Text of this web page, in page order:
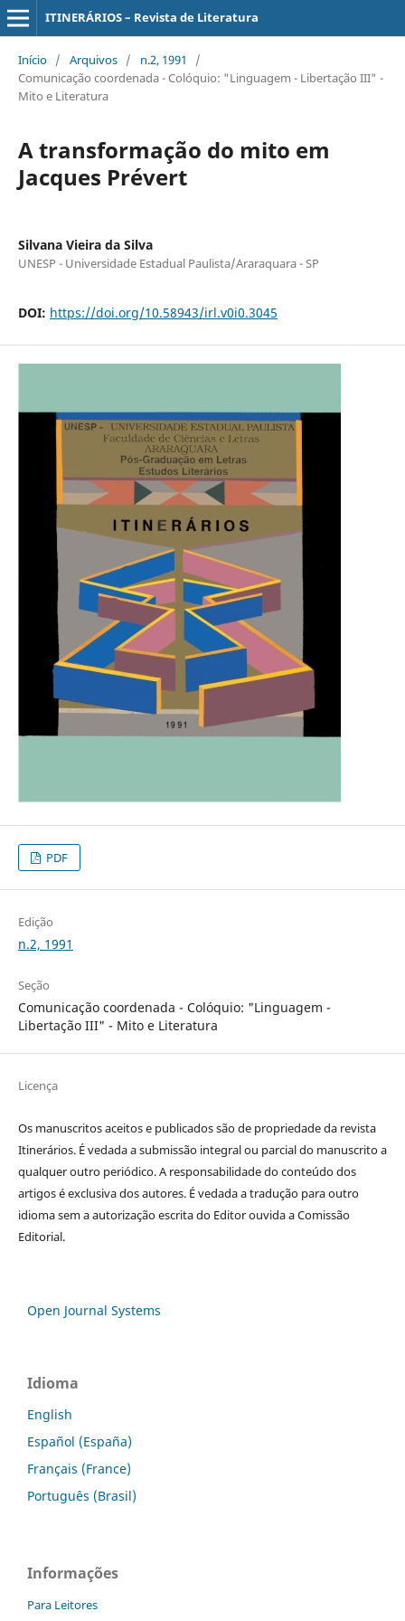
ITINERÁRIOS – Revista de Literatura
Início / Arquivos / n.2, 1991
/
Comunicação coordenada - Colóquio: "Linguagem - Libertação III" -
Mito e Literatura
A transformação do mito em
Jacques Prévert
Silvana Vieira da Silva
UNESP - Universidade Estadual Paulista/Araraquara - SP
DOI: https://doi.org/10.58943/irl.v0i0.3045
PDF
Edição
n.2, 1991
Seção
Comunicação coordenada - Colóquio: "Linguagem -
Libertação III" - Mito e Literatura
Licença
Os manuscritos aceitos e publicados são de propriedade da revista
Itinerários. É vedada a submissão integral ou parcial do manuscrito a
qualquer outro periódico. A responsabilidade do conteúdo dos
artigos é exclusiva dos autores. É vedada a tradução para outro
idioma sem a autorização escrita do Editor ouvida a Comissão
Editorial.
Open Journal Systems
Idioma
English
Español (España)
Français (France)
Português (Brasil)
Informações
Para Leitores